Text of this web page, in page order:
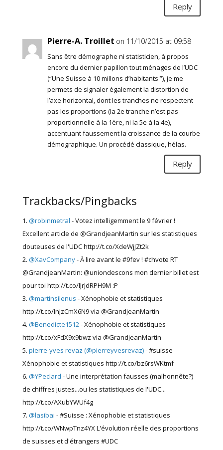
Reply
Pierre-A. Troillet on 11/10/2015 at 09:58
Sans être démographe ni statisticien, à propos
encore du dernier papillon tout ménages de l’UDC
(“Une Suisse à 10 millons d’habitants'”), je me
permets de signaler également la distortion de
l’axe horizontal, dont les tranches ne respectent
pas les proportions (la 2e tranche n’est pas
proportionnelle à la 1ère, ni la 5e à la 4e),
accentuant faussement la croissance de la courbe
démographique. Un procédé classique, hélas.
Reply
Trackbacks/Pingbacks
@robinmetral - Votez intelligemment le 9 février !
Excellent article de @GrandjeanMartin sur les statistiques
douteuses de l'UDC http://t.co/XdeWjJZt2k
@XavCompany- À lire avant le #9fev ! #chvote RT
@GrandjeanMartin: @uniondescons mon dernier billet est
pour toi http://t.co/lJrJdRPH9M :P
@martinsilenus - Xénophobie et statistiques
http://t.co/InJzCmX6N9 via @GrandjeanMartin
@Benedicte1512- Xénophobie et statistiques
http://t.co/xFdX9x9bwz via @GrandjeanMartin
pierre-yves revaz (@pierreyvesrevaz)- #suisse
Xénophobie et statistiques http://t.co/bz6rsWKtmf
@YPeclard - Une interprétation fausses (malhonnête?)
de chiffres justes...ou les statistiques de l'UDC...
http://t.co/AXubYWUf4g
@lasibai - #Suisse : Xénophobie et statistiques
http://t.co/WNwpTnz4YX L'évolution réelle des proportions
de suisses et d'étrangers #UDC